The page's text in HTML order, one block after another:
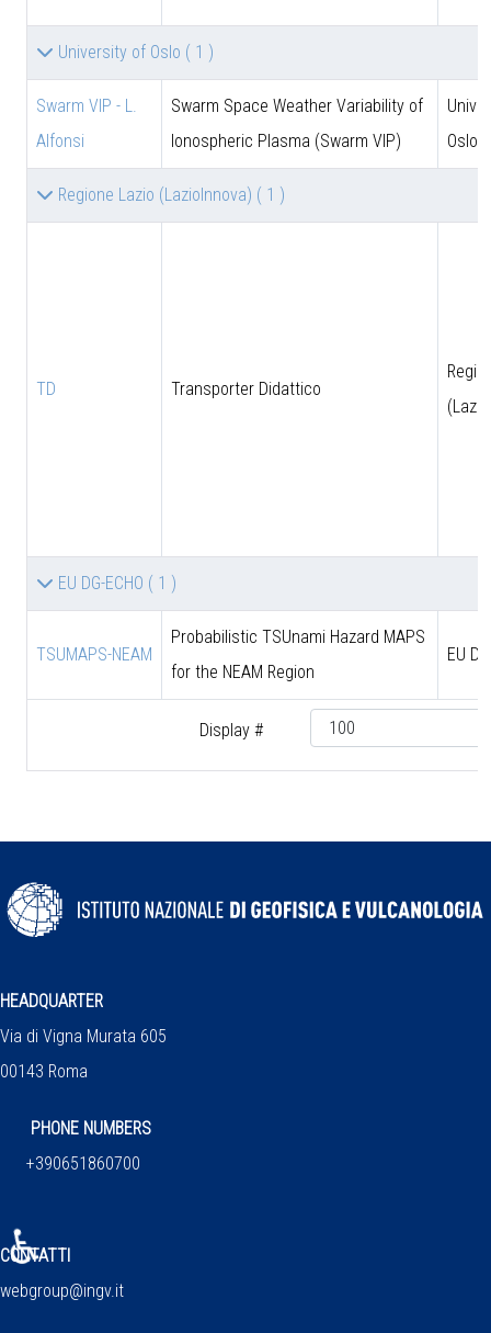
Display #
University of Oslo ( 1 )
Swarm VIP - L.
Alfonsi
Swarm Space Weather Variability of
Ionospheric Plasma (Swarm VIP)
Oslo
Regione Lazio (LazioInnova) ( 1 )
TD Transporter Didattico
EU DG-ECHO ( 1 )
TSUMAPS-NEAM
Probabilistic TSUnami Hazard MAPS
for the NEAM Region
EU
HEADQUARTER
Via di Vigna Murata 605
00143 Roma
PHONE NUMBERS
+390651860700
CONTATTI
webgroup@ingv.it